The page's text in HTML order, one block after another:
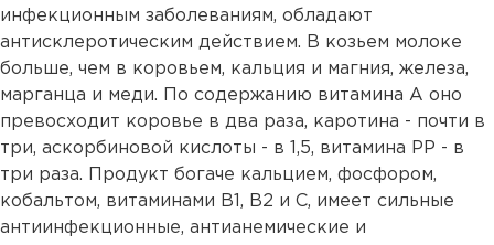
инфекционным заболеваниям, обладают
антисклеротическим действием. В козьем молоке
больше, чем в коровьем, кальция и магния, железа,
марганца и меди. По содержанию витамина А оно
превосходит коровье в два раза, каротина - почти в
три, аскорбиновой кислоты - в 1,5, витамина РР - в
три раза. Продукт богаче кальцием, фосфором,
кобальтом, витаминами B1, B2 и C, имеет сильные
антиинфекционные, антианемические и